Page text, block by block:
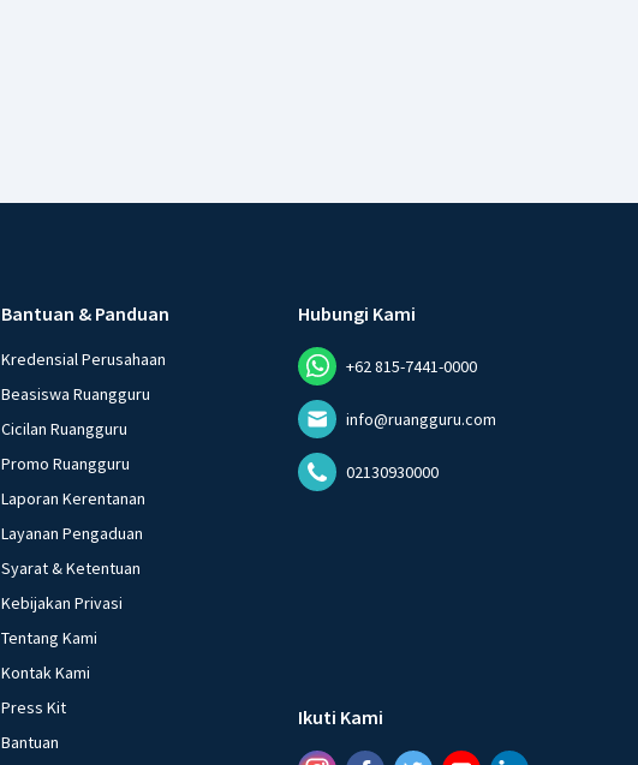
Bantuan & Panduan
Kredensial Perusahaan
Beasiswa Ruangguru
Cicilan Ruangguru
Promo Ruangguru
Laporan Kerentanan
Layanan Pengaduan
Syarat & Ketentuan
Kebijakan Privasi
Tentang Kami
Kontak Kami
Press Kit
Bantuan
Hubungi Kami
+62 815-7441-0000
info@ruangguru.com
02130930000
Ikuti Kami